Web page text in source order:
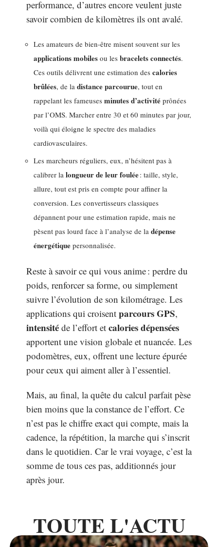
performance, d’autres encore veulent juste
savoir combien de kilomètres ils ont avalé.
Les amateurs de bien-être misent souvent sur les
applications mobiles ou les bracelets connectés.
Ces outils délivrent une estimation des calories
brûlées, de la distance parcourue, tout en
rappelant les fameuses minutes d’activité prônées
par l’OMS. Marcher entre 30 et 60 minutes par jour,
voilà qui éloigne le spectre des maladies
cardiovasculaires.
Les marcheurs réguliers, eux, n’hésitent pas à
calibrer la longueur de leur foulée: taille, style,
allure, tout est pris en compte pour affiner la
conversion. Les convertisseurs classiques
dépannent pour une estimation rapide, mais ne
pèsent pas lourd face à l’analyse de la dépense
énergétique personnalisée.
Reste à savoir ce qui vous anime : perdre du
poids, renforcer sa forme, ou simplement
suivre l’évolution de son kilométrage. Les
applications qui croisent parcours GPS,
intensité de l’effort et calories dépensées
apportent une vision globale et nuancée. Les
podomètres, eux, offrent une lecture épurée
pour ceux qui aiment aller à l’essentiel.
Mais, au final, la quête du calcul parfait pèse
bien moins que la constance de l’effort. Ce
n’est pas le chiffre exact qui compte, mais la
cadence, la répétition, la marche qui s’inscrit
dans le quotidien. Car le vrai voyage, c’est la
somme de tous ces pas, additionnés jour
après jour.
TOUTE L'ACTU